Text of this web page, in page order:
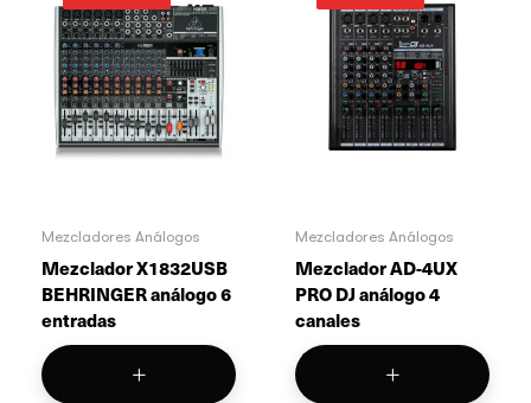
Mezcladores Análogos
Mezclador X1832USB
BEHRINGER análogo 6
entradas
Mezcladores Análogos
Mezclador AD-4UX
PRO DJ análogo 4
canales